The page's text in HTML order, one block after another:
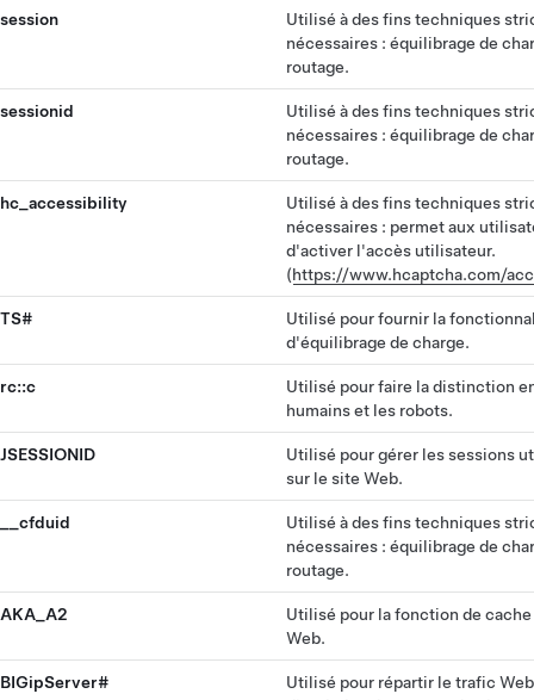
session
Utilisé à des fins techniques
nécessaires : équilibrage de
routage.
sessionid
Utilisé à des fins techniques
nécessaires : équilibrage de
routage.
hc_accessibility
Utilisé à des fins techniques
nécessaires : permet aux
d'activer l'accès utilisateur.
(https://www.hcaptcha.com/
TS#
Utilisé pour fournir la
d'équilibrage de charge.
rc::c
Utilisé pour faire la distinction
humains et les robots.
JSESSIONID
Utilisé pour gérer les sessions
sur le site Web.
__cfduid
Utilisé à des fins techniques
nécessaires : équilibrage de
routage.
AKA_A2
Utilisé pour la fonction de
Web.
BIGipServer#
Utilisé pour répartir le trafic